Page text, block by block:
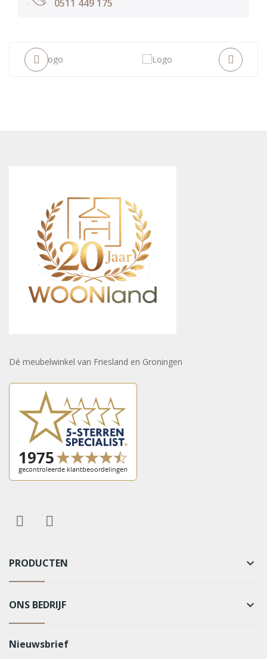
0511 449 175
Dé meubelwinkel van Friesland en Groningen
PRODUCTEN keyboard_arrow_down
ONS BEDRIJF keyboard_arrow_down
Nieuwsbrief